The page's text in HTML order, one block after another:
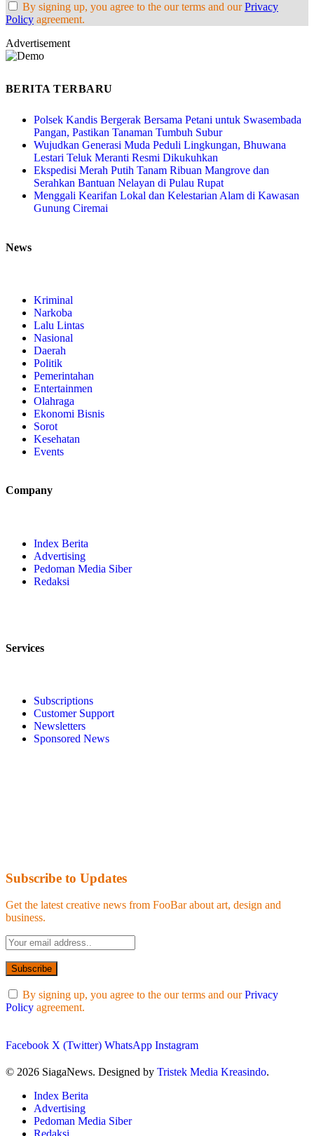
By signing up, you agree to the our terms and ourPrivacy
Policy agreement.
Advertisement
BERITA TERBARU
Polsek Kandis Bergerak Bersama Petani untuk Swasembada
Pangan, Pastikan Tanaman Tumbuh Subur
Wujudkan Generasi Muda Peduli Lingkungan, Bhuwana
Lestari Teluk Meranti Resmi Dikukuhkan
Ekspedisi Merah Putih Tanam Ribuan Mangrove dan
Serahkan Bantuan Nelayan di Pulau Rupat
Menggali Kearifan Lokal dan Kelestarian Alam di Kawasan
Gunung Ciremai
News
Kriminal
Narkoba
Lalu Lintas
Nasional
Daerah
Politik
Pemerintahan
Entertainmen
Olahraga
Ekonomi Bisnis
Sorot
Kesehatan
Events
Company
Index Berita
Advertising
Pedoman Media Siber
Redaksi
Services
Subscriptions
Customer Support
Newsletters
Sponsored News
Subscribe to Updates
Get the latest creative news from FooBar about art, design and
business.
By signing up, you agree to the our terms and ourPrivacy
Policy agreement.
Facebook X (Twitter) WhatsApp Instagram
© 2026 SiagaNews. Designed by Tristek Media Kreasindo.
Index Berita
Advertising
Pedoman Media Siber